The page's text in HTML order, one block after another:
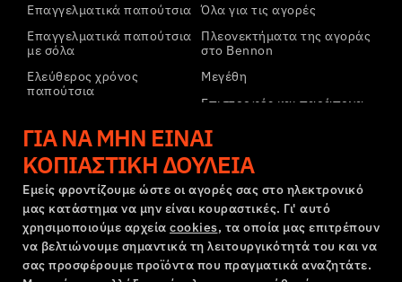
Επαγγελματικά παπούτσια
Επαγγελματικά παπούτσια
με σόλα
Ελεύθερος χρόνος
παπούτσια
παπούτσια αστραγάλου
Παντελόνια
Φούτερ
Όλα για τις αγορές
Πλεονεκτήματα της αγοράς
στο Bennon
Μεγέθη
Επιστροφές και παράπονα
Μεταφορά και πληρωμή
Εταιρικός λογαριασμός
Εγγραφή στο B2B
Παράπονα και εγγύηση
Όροι και προϋποθέσεις
Πολιτική Παραπόνων
ΓΙΑ ΝΑ ΜΗΝ ΕΊΝΑΙ
ΚΟΠΙΑΣΤΙΚΉ ΔΟΥΛΕΙΆ
Εμείς φροντίζουμε ώστε οι αγορές σας στο ηλεκτρονικό
μας κατάστημα να μην είναι κουραστικές. Γι' αυτό
χρησιμοποιούμε αρχεία cookies, τα οποία μας επιτρέπουν
να βελτιώνουμε σημαντικά τη λειτουργικότητά του και να
σας προσφέρουμε προϊόντα που πραγματικά αναζητάτε.